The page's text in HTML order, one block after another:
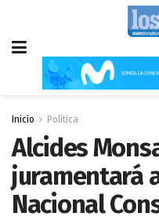
Inicio Política
Alcides
juramentará
Nacional